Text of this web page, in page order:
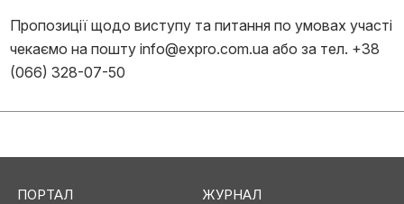
Пропозиції щодо виступу та питання по умовах участі
чекаємо на пошту info@expro.com.ua або за тел. +38
(066) 328-07-50
ПОРТАЛ ЖУРНАЛ